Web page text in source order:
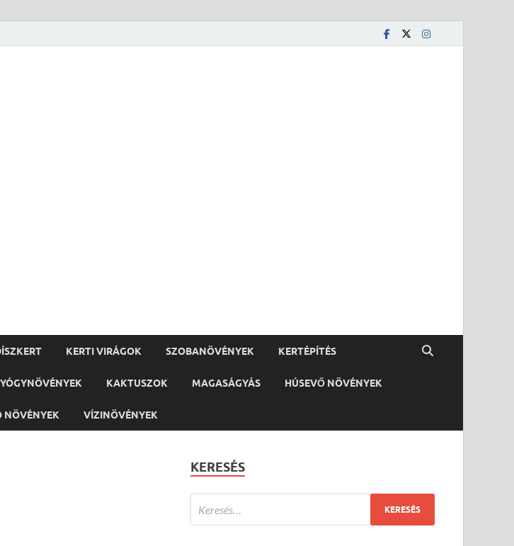
KERTI VIRÁGOK SZOBANÖVÉNYEK KERTÉPÍTÉS
KAKTUSZOK MAGASÁGYÁS HÚSEVŐ NÖVÉNYEK
NÖVÉNYEK VÍZINÖVÉNYEK
KERESÉS